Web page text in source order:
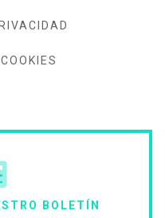
BOLETÍN